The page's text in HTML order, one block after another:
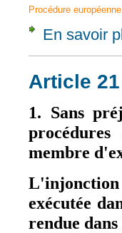
Procédure
En savoir
Article
1. Sans
membre
exécutée
rendue